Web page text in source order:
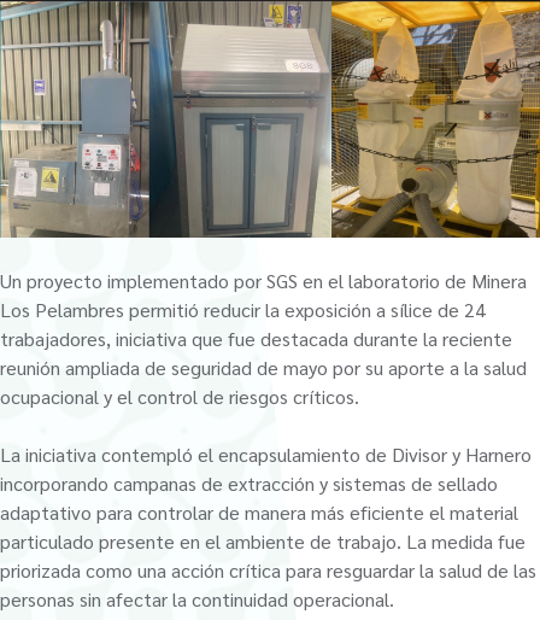
Un proyecto implementado por SGS en el laboratorio de Minera
Los Pelambres permitió reducir la exposición a sílice de 24
trabajadores, iniciativa que fue destacada durante la reciente
reunión ampliada de seguridad de mayo por su aporte a la salud
ocupacional y el control de riesgos críticos.
La iniciativa contempló el encapsulamiento de Divisor y Harnero
incorporando campanas de extracción y sistemas de sellado
adaptativo para controlar de manera más eficiente el material
particulado presente en el ambiente de trabajo. La medida fue
priorizada como una acción crítica para resguardar la salud de las
personas sin afectar la continuidad operacional.